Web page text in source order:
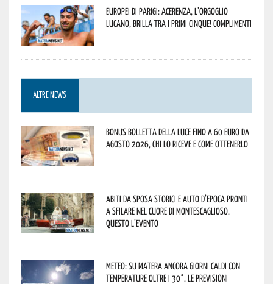
Europei di Parigi: Acerenza, l’orgoglio
lucano, brilla tra i primi cinque! Complimenti
ALTRE NEWS
Bonus bolletta della luce fino a 60 euro da
agosto 2026, chi lo riceve e come ottenerlo
Abiti da sposa storici e auto d’epoca pronti
a sfilare nel cuore di Montescaglioso.
Questo l’evento
Meteo: su Matera ancora giorni caldi con
temperature oltre i 30°. Le previsioni